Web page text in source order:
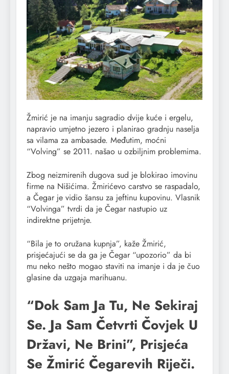
Žmirić je na imanju sagradio dvije kuće i ergelu,
napravio umjetno jezero i planirao gradnju naselja
sa vilama za ambasade. Međutim, moćni
“Volving” se 2011. našao u ozbiljnim problemima.
Zbog neizmirenih dugova sud je blokirao imovinu
firme na Nišićima. Žmirićevo carstvo se raspadalo,
a Čegar je vidio šansu za jeftinu kupovinu. Vlasnik
“Volvinga” tvrdi da je Čegar nastupio uz
indirektne prijetnje.
“Bila je to oružana kupnja”, kaže Žmirić,
prisjećajući se da ga je Čegar “upozorio” da bi
mu neko nešto mogao staviti na imanje i da je čuo
glasine da uzgaja marihuanu.
“Dok Sam Ja Tu, Ne Sekiraj
Se. Ja Sam Četvrti Čovjek U
Državi, Ne Brini”, Prisjeća
Se Žmirić Čegarevih Riječi.